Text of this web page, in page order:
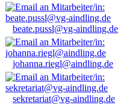
beate.pussl@vg-aindling.de
johanna.riegl@aindling.de
sekretariat@vg-aindling.de